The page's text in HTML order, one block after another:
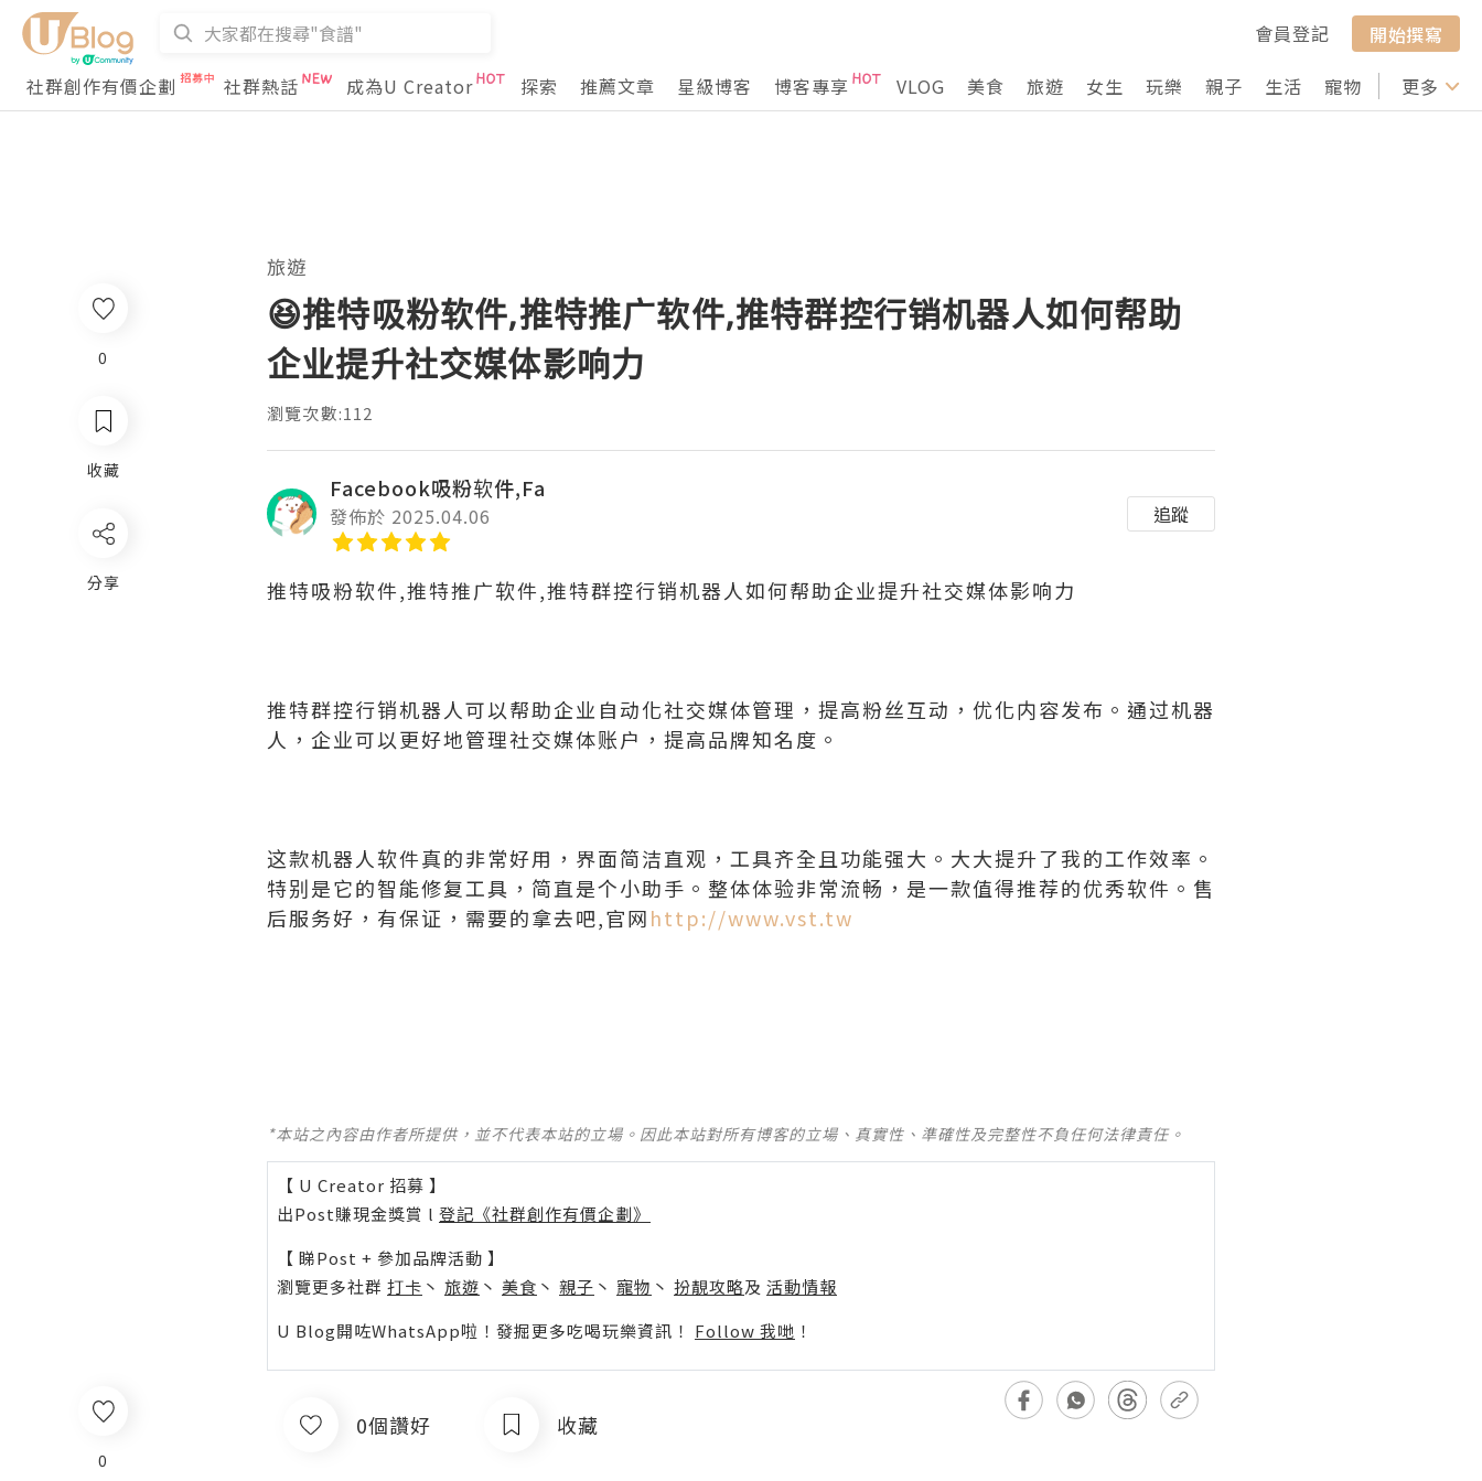
會員登記
開始撰寫
社群創作有價企劃
社群熱話 成為U Creator 探索 推薦文章 星級博客 博客專享 VLOG 美食 旅遊 女生 玩樂 親子 生活 寵物 行山 打卡
更多
0
旅遊
😆推特吸粉软件,推特推广软件,推特群控行销机器人如何帮助
企业提升社交媒体影响力
瀏覽次數:112
Facebook吸粉软件,Fa
發佈於 2025.04.06 追蹤
推特吸粉软件,推特推广软件,推特群控行销机器人如何帮助企业提升社交媒体影响力
推特群控行销机器人可以帮助企业自动化社交媒体管理，提高粉丝互动，优化内容发布。通过机器
人，企业可以更好地管理社交媒体账户，提高品牌知名度。
这款机器人软件真的非常好用，界面简洁直观，工具齐全且功能强大。大大提升了我的工作效率。
特别是它的智能修复工具，简直是个小助手。整体体验非常流畅，是一款值得推荐的优秀软件。售
后服务好，有保证，需要的拿去吧,官网http://www.vst.tw
*本站之內容由作者所提供，並不代表本站的立場。因此本站對所有博客的立場、真實性、準確性及完整性不負任何法律責任。
【 U Creator 招募 】
出Post賺現金獎賞 l 登記《社群創作有價企劃》
【 睇Post + 參加品牌活動 】
瀏覽更多社群 打卡 丶 旅遊 丶 美食 丶 親子 丶 寵物 丶 扮靚攻略及 活動情報
U Blog開咗WhatsApp啦！發掘更多吃喝玩樂資訊！ Follow 我哋 ！
0個讚好 收藏
0
收藏
分享